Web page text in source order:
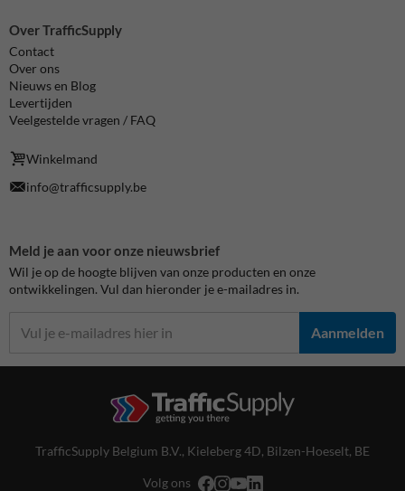
Over TrafficSupply
Contact
Over ons
Nieuws en Blog
Levertijden
Veelgestelde vragen / FAQ
Winkelmand
info@trafficsupply.be
Meld je aan voor onze nieuwsbrief
Wil je op de hoogte blijven van onze producten en onze
ontwikkelingen. Vul dan hieronder je e-mailadres in.
Aanmelden
TrafficSupply Belgium B.V., Kieleberg 4D, Bilzen-Hoeselt, BE
Volg ons